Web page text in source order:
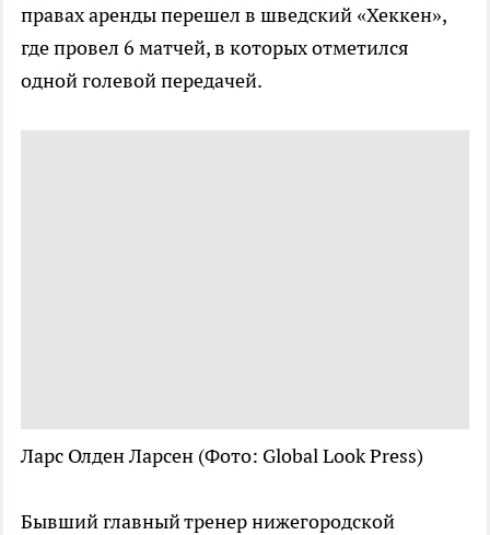
правах аренды перешел в шведский «Хеккен»,
где провел 6 матчей, в которых отметился
одной голевой передачей.
Ларс Олден Ларсен (Фото: Global Look Press)
Бывший главный тренер нижегородской